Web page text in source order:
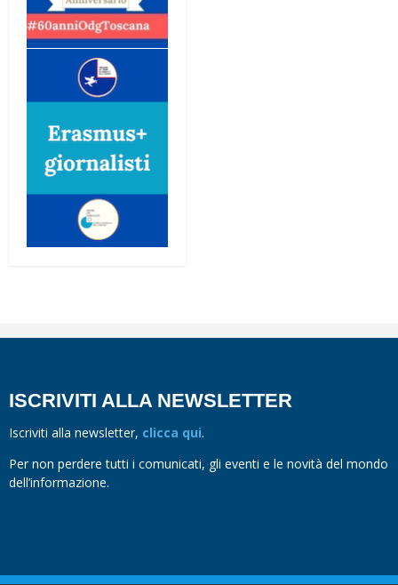
ISCRIVITI ALLA NEWSLETTER
Iscriviti alla newsletter, clicca qui.
Per non perdere tutti i comunicati, gli eventi e le novità del mondo
dell’informazione.